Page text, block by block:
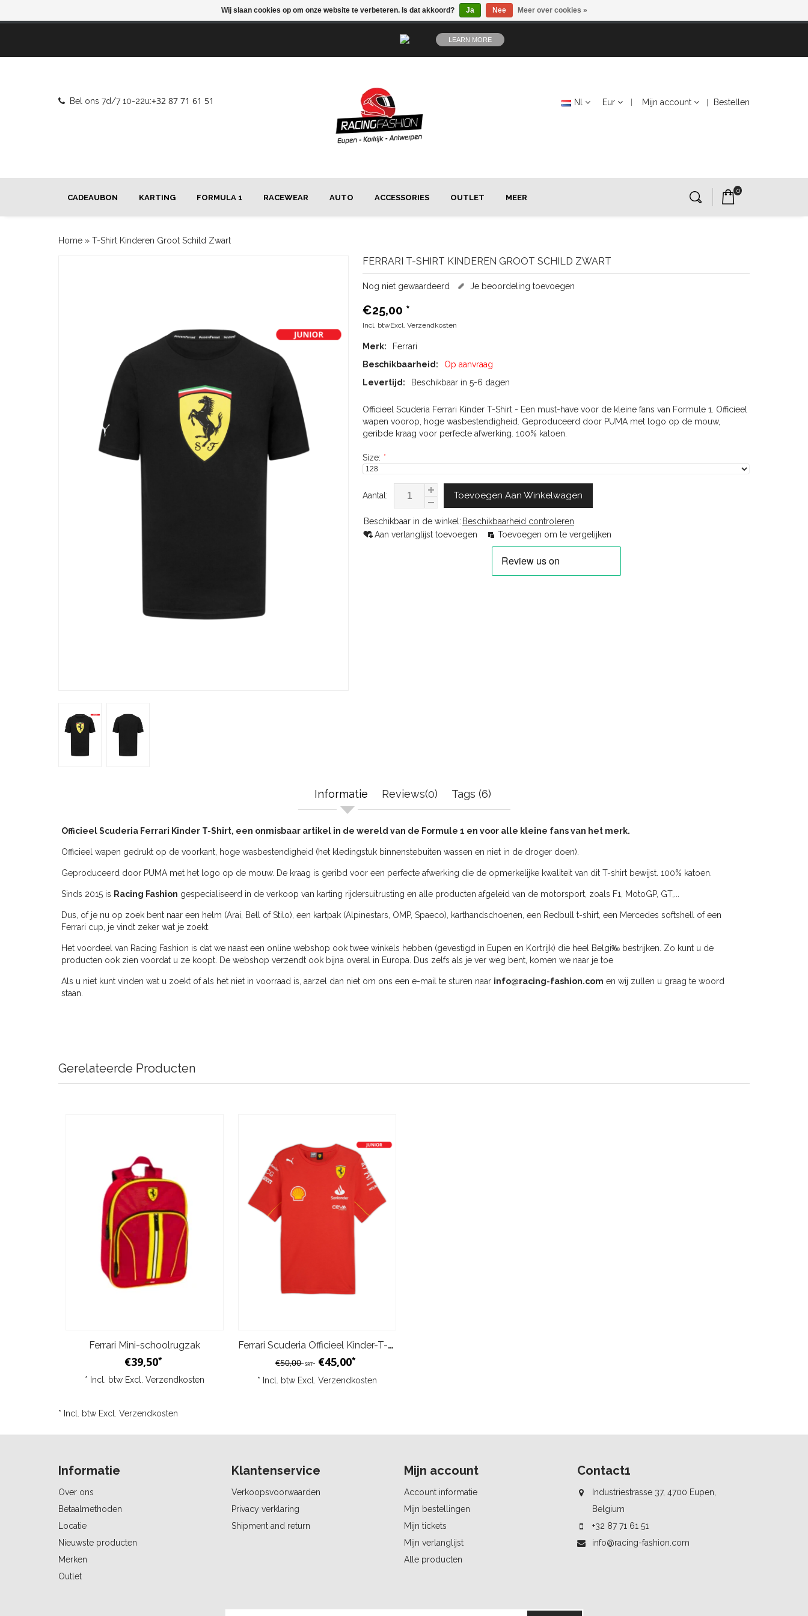
LEARN MORE
Bel ons 7d/7 10-22u:+32 87 71 61 51 Nl Eur Mijn account Bestellen
CADEAUBON KARTING FORMULA 1 RACEWEAR AUTO ACCESSORIES OUTLET MEER
0
Home » T-Shirt Kinderen Groot Schild Zwart
FERRARI T-SHIRT KINDEREN GROOT SCHILD ZWART
Nog niet gewaardeerd Je beoordeling toevoegen
€25,00 *
Incl. btwExcl. Verzendkosten
Merk:
Ferrari
Beschikbaarheid:
Op aanvraag
Levertijd:
Beschikbaar in 5-6 dagen
Officieel Scuderia Ferrari Kinder T-Shirt - Een must-have voor de kleine fans van Formule 1. Officieel
wapen voorop, hoge wasbestendigheid. Geproduceerd door PUMA met logo op de mouw,
geribde kraag voor perfecte afwerking. 100% katoen.
Size: *
Aantal: Toevoegen Aan Winkelwagen
Beschikbaar in de winkel: Beschikbaarheid controleren
Aan verlanglijst toevoegen
Toevoegen om te vergelijken
Informatie Reviews(0) Tags (6)
Officieel Scuderia Ferrari Kinder T-Shirt, een onmisbaar artikel in de wereld van de Formule 1 en voor alle kleine fans van het merk.
Officieel wapen gedrukt op de voorkant, hoge wasbestendigheid (het kledingstuk binnenstebuiten wassen en niet in de droger doen).
Geproduceerd door PUMA met het logo op de mouw. De kraag is geribd voor een perfecte afwerking die de opmerkelijke kwaliteit van dit T-shirt bewijst. 100% katoen.
Sinds 2015 is Racing Fashion gespecialiseerd in de verkoop van karting rijdersuitrusting en alle producten afgeleid van de motorsport, zoals F1, MotoGP, GT,...
Dus, of je nu op zoek bent naar een helm (Arai, Bell of Stilo), een kartpak (Alpinestars, OMP, Spaeco), karthandschoenen, een Redbull t-shirt, een Mercedes softshell of een
Ferrari cup, je vindt zeker wat je zoekt.
Het voordeel van Racing Fashion is dat we naast een online webshop ook twee winkels hebben (gevestigd in Eupen en Kortrijk) die heel Belgi‰ bestrijken. Zo kunt u de
producten ook zien voordat u ze koopt. De webshop verzendt ook bijna overal in Europa. Dus zelfs als je ver weg bent, komen we naar je toe
Als u niet kunt vinden wat u zoekt of als het niet in voorraad is, aarzel dan niet om ons een e-mail te sturen naar info@racing-fashion.com en wij zullen u graag te woord
staan.
Gerelateerde Producten
Ferrari Mini-schoolrugzak
€39,50*
* Incl. btw Excl. Verzendkosten
Ferrari Scuderia Officieel Kinder-T-shirt 2024 - Rood
€50,00SRT €45,00*
* Incl. btw Excl. Verzendkosten
* Incl. btw Excl. Verzendkosten
Informatie
Over ons
Betaalmethoden
Locatie
Nieuwste producten
Merken
Outlet
Klantenservice
Verkoopsvoorwaarden
Privacy verklaring
Shipment and return
Mijn account
Account informatie
Mijn bestellingen
Mijn tickets
Mijn verlanglijst
Alle producten
Contact1
Industriestrasse 37, 4700 Eupen,
Belgium
+32 87 71 61 51
info@racing-fashion.com
Wij slaan cookies op om onze website te verbeteren. Is dat akkoord? Ja Nee Meer over cookies »